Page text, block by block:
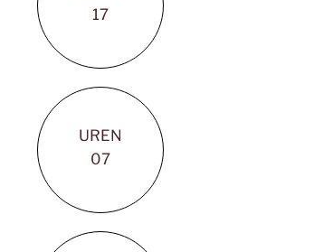
17
UREN
07